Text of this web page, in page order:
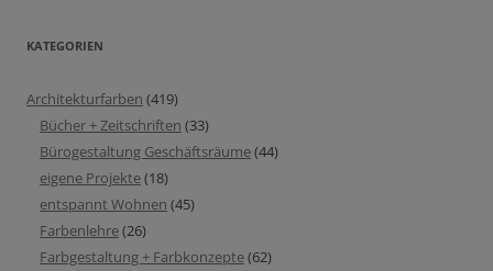
KATEGORIEN
Architekturfarben (419)
Bücher + Zeitschriften (33)
Bürogestaltung Geschäftsräume(44)
eigene Projekte(18)
entspannt Wohnen (45)
Farbenlehre(26)
Farbgestaltung + Farbkonzepte(62)